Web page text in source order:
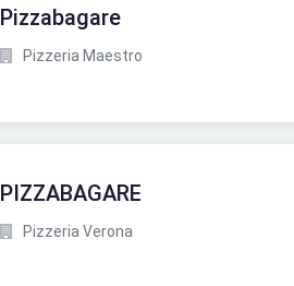
Pizzabagare
Pizzeria Maestro
PIZZABAGARE
Pizzeria Verona